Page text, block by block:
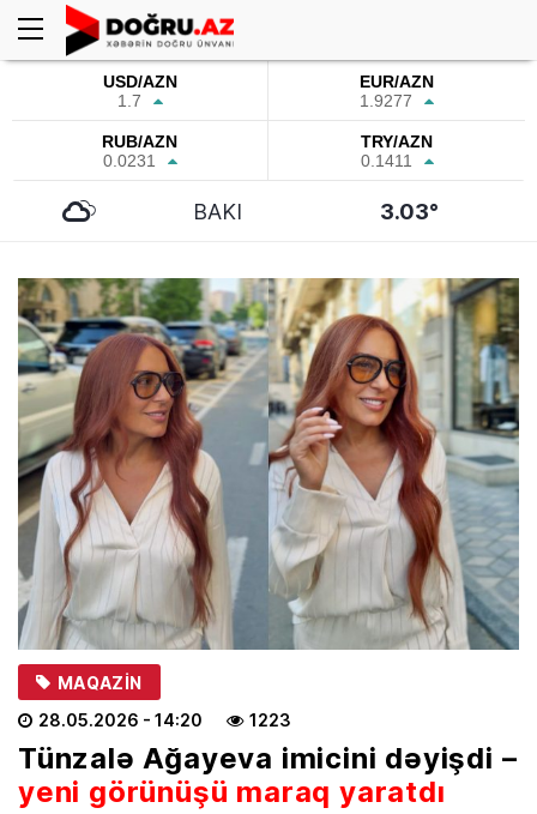
USD/AZN
1.7
EUR/AZN
1.9277
RUB/AZN
0.0231
TRY/AZN
0.1411
BAKI 3.03°
MAQAZIN
28.05.2026 - 14:20 1223
Tünzalə Ağayeva imicini dəyişdi –
yeni görünüşü maraq yaratdı